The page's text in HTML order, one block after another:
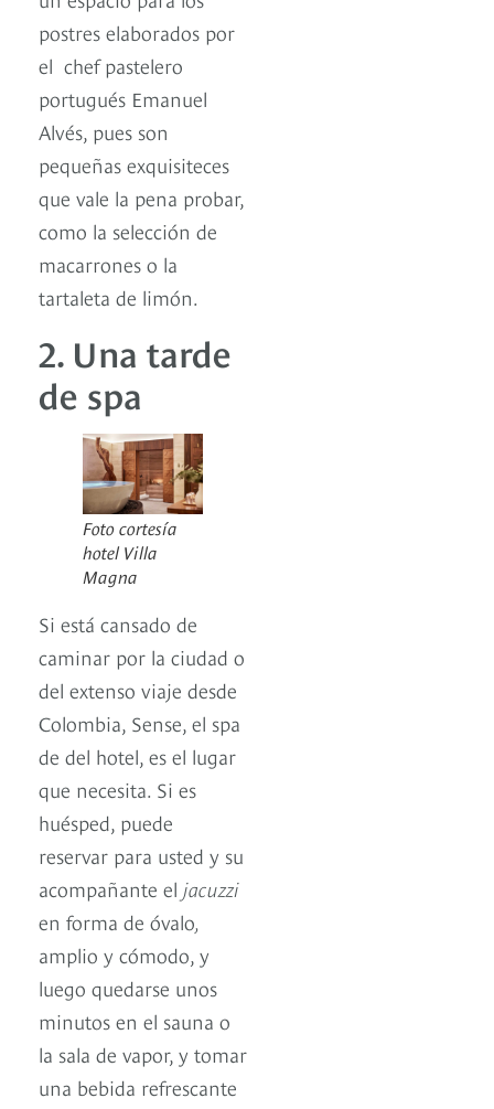
postres elaborados por
el chef pastelero
portugués Emanuel
Alvés, pues son
pequeñas exquisiteces
que vale la pena probar,
como la selección de
macarrones o la
tartaleta de limón.
2. Una tarde
de spa
Foto cortesía
hotel Villa
Magna
Si está cansado de
caminar por la ciudad o
del extenso viaje desde
Colombia, Sense, el spa
de del hotel, es el lugar
que necesita. Si es
huésped, puede
reservar para usted y su
acompañante el jacuzzi
en forma de óvalo
amplio y cómodo, y
luego quedarse unos
minutos en el sauna o
la sala de vapor, y tomar
una bebida refrescante